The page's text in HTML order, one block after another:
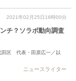
2021年02月25日16時00分
チ？ソラボ動向調査
田区 代表・田原広一／以
ニュースライター